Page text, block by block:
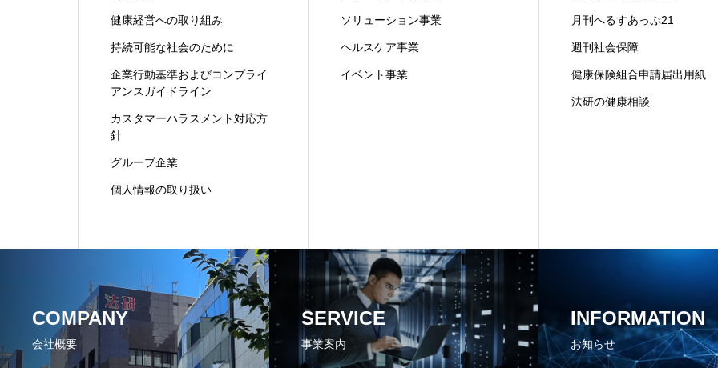
健康経営への取り組み
持続可能な社会のために
企業行動基準およびコンプライ
アンスガイドライン
カスタマーハラスメント対応方
針
グループ企業
個人情報の取り扱い
ソリューション事業
ヘルスケア事業
イベント事業
月刊へるすあっぷ21
週刊社会保障
健康保険組合申請届出用紙
法研の健康相談
COMPANY
会社概要
SERVICE
事業案内
INFORMATION
お知らせ